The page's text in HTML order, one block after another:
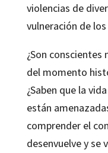
violencias de
vulneración de
¿Son
del momento
¿Saben que la
están
comprender el
desenvuelve y se